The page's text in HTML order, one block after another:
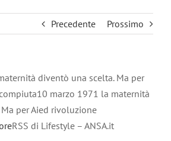
Precedente Prossimo
diventò una scelta. Ma per
marzo 1971 la maternità
per Aied rivoluzione
RSS di Lifestyle – ANSA.it